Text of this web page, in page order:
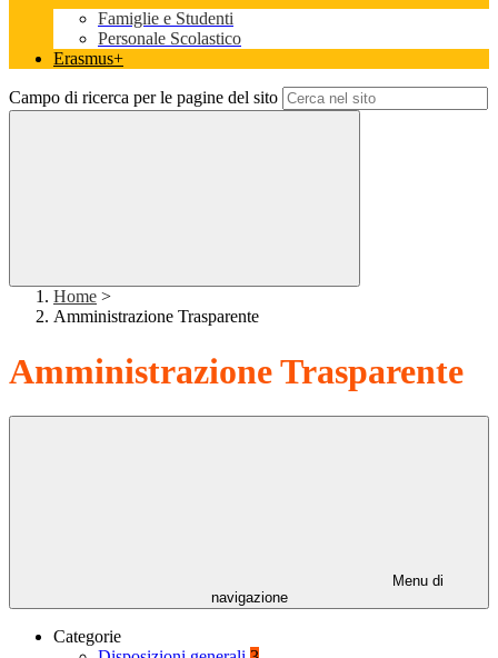
Famiglie e Studenti
Personale Scolastico
Erasmus+
Campo di ricerca per le pagine del sito
Home >
Amministrazione Trasparente
Amministrazione Trasparente
Menu di
navigazione
Categorie